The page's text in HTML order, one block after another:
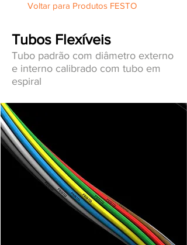
Voltar para Produtos FESTO
Tubos Flexíveis
Tubo padrão com diâmetro externo
e interno calibrado com tubo em
espiral